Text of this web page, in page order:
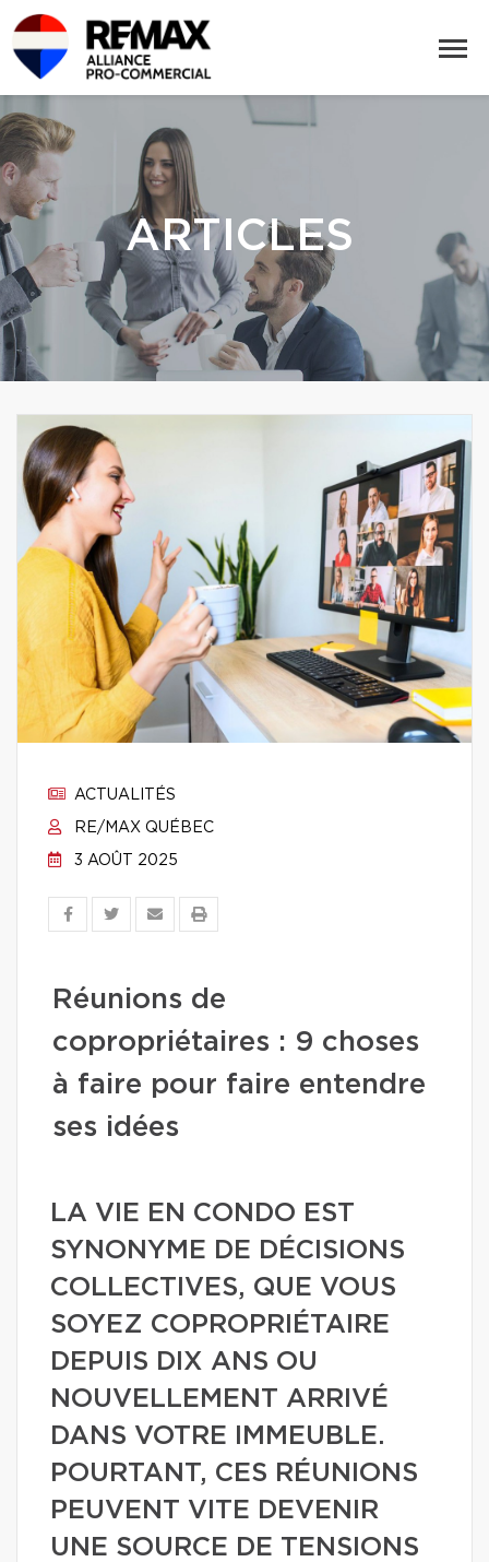
ARTICLES
ACTUALITÉS
RE/MAX QUÉBEC
3 AOÛT 2025
Réunions de
copropriétaires : 9 choses
à faire pour faire entendre
ses idées
LA VIE EN CONDO EST
SYNONYME DE DÉCISIONS
COLLECTIVES, QUE VOUS
SOYEZ COPROPRIÉTAIRE
DEPUIS DIX ANS OU
NOUVELLEMENT ARRIVÉ
DANS VOTRE IMMEUBLE.
POURTANT, CES RÉUNIONS
PEUVENT VITE DEVENIR
UNE SOURCE DE TENSIONS